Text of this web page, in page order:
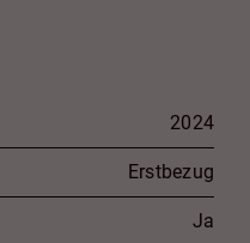
2024
Erstbezug
Ja